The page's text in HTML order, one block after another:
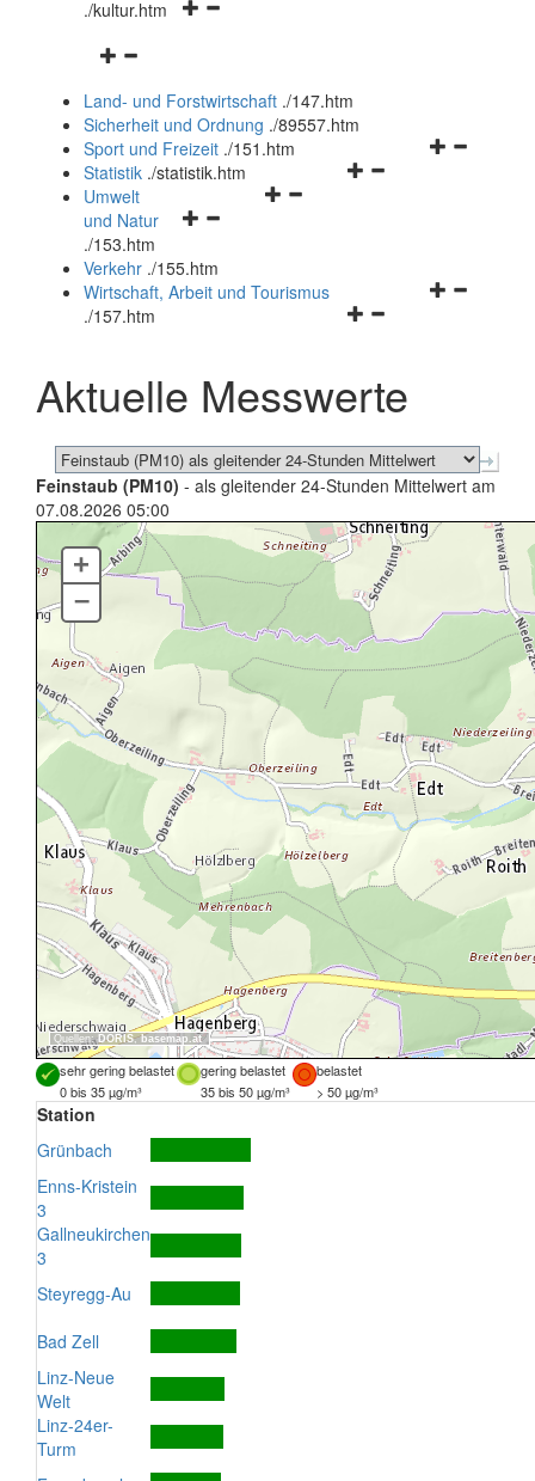
Navigationsmenü
./kultur.htm
Navigationsmenü
und
schließen
Land- und Forstwirtschaft ./147.htm
Sicherheit und Ordnung ./89557.htm
Navigationsmenü
Sport und Freizeit ./151.htm
Navigationsmenü
Statistik ./statistik.htm
Navigationsmenü
und
schließen
Umwelt
und Natur
./153.htm
Verkehr ./155.htm
Navigationsmenü
schließen
Wirtschaft, Arbeit und Tourismus
./157.htm
Aktuelle Messwerte
Feinstaub (PM10) - als gleitender 24-Stunden Mittelwert am
07.08.2026 05:00
Quellen: DORIS,basemap.at
+
–
sehr gering belastet gering belastet
belastet
0 bis 35 µg/m³
35 bis 50 µg/m³ > 50 µg/m³
Station
Grünbach
Enns-Kristein
3
Gallneukirchen
3
Steyregg-Au
Bad Zell
Linz-Neue
Welt
Linz-24er-
Turm